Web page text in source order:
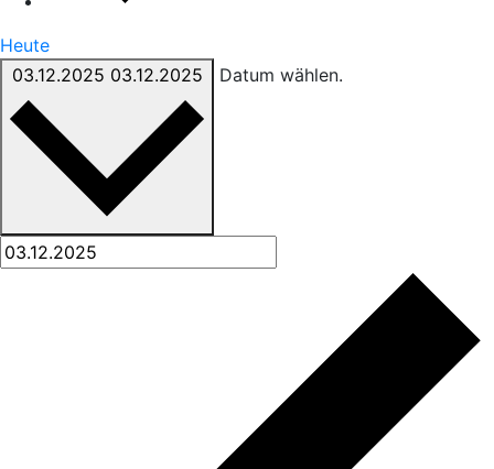
Heute
03.12.2025 03.12.2025 Datum wählen.